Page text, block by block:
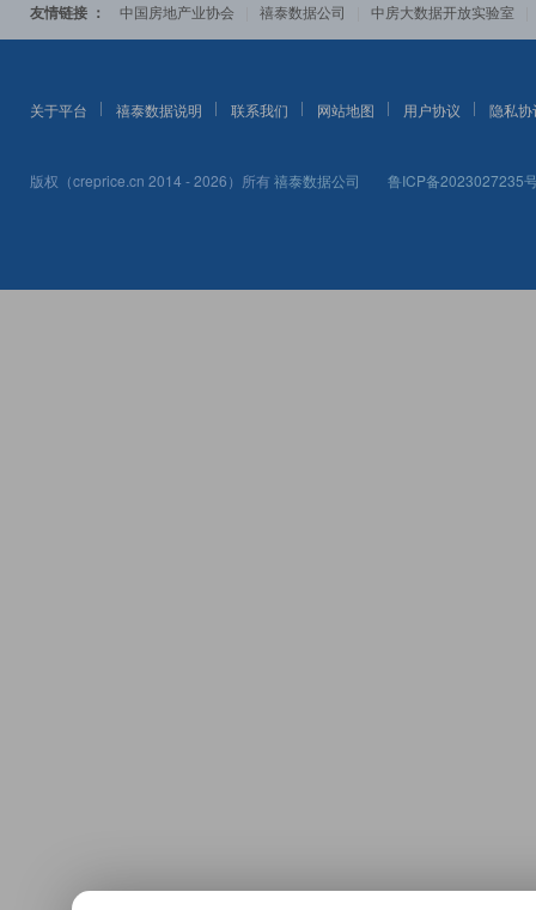
友情链接 ： 中国房地产业协会 禧泰数据公司 中房大数据开放实验室
关于平台 禧泰数据说明 联系我们 网站地图 用户协议 隐私协
版权（creprice.cn 2014 - 2026）所有禧泰数据公司 鲁ICP备2023027235